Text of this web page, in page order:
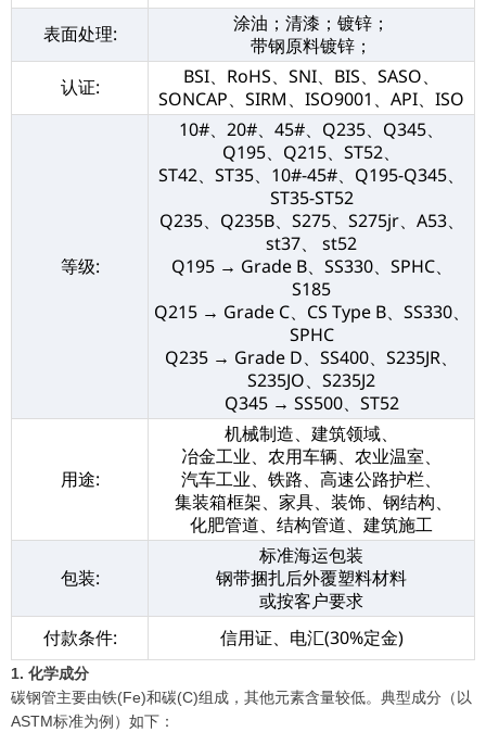
表面处理:
涂油；清漆；镀锌；
带钢原料镀锌；
认证:
BSI、RoHS、SNI、BIS、SASO、
SONCAP、SIRM、ISO9001、API、ISO
等级:
10#、20#、45#、Q235、Q345、
Q195、Q215、ST52、
ST42、ST35、10#-45#、Q195-Q345、
ST35-ST52
Q235、Q235B、S275、S275jr、A53、
st37、 st52
Q195 → Grade B、SS330、SPHC、
S185
Q215 → Grade C、CS Type B、SS330、
SPHC
Q235 → Grade D、SS400、S235JR、
S235JO、S235J2
Q345 → SS500、ST52
用途:
机械制造、建筑领域、
冶金工业、农用车辆、农业温室、
汽车工业、铁路、高速公路护栏、
集装箱框架、家具、装饰、钢结构、
化肥管道、结构管道、建筑施工
包装:
标准海运包装
钢带捆扎后外覆塑料材料
或按客户要求
付款条件:
信用证、电汇(30%定金)
1. 化学成分
碳钢管主要由铁(Fe)和碳(C)组成，其他元素含量较低。典型成分（以
ASTM标准为例）如下：